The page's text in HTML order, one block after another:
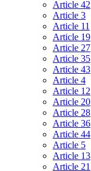
Article 42
Article 3
Article 11
Article 19
Article 27
Article 35
Article 43
Article 4
Article 12
Article 20
Article 28
Article 36
Article 44
Article 5
Article 13
Article 21